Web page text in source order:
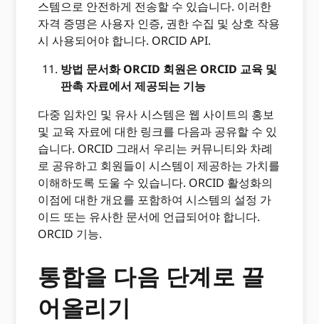
스템으로 안전하게 전송할 수 있습니다. 이러한
자격 증명은 사용자 인증, 권한 수집 및 상호 작용
시 사용되어야 합니다. ORCID API.
방법 문서화 ORCID 회원은 ORCID 교육 및
판촉 자료에서 제공되는 기능
다중 임차인 및 유사 시스템은 웹 사이트의 홍보
및 교육 자료에 대한 링크를 다음과 공유할 수 있
습니다. ORCID 그래서 우리는 커뮤니티와 차례
로 공유하고 회원들이 시스템이 제공하는 가치를
이해하도록 도울 수 있습니다. ORCID 활성화의
이점에 대한 개요를 포함하여 시스템의 설정 가
이드 또는 유사한 문서에 언급되어야 합니다.
ORCID 기능.
통합을 다음 단계로 끌
어올리기